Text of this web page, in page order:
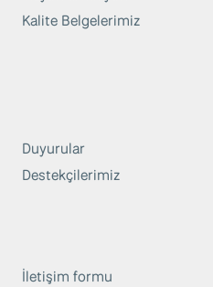
Kalite Belgelerimiz
Duyurular
Destekçilerimiz
İletişim formu